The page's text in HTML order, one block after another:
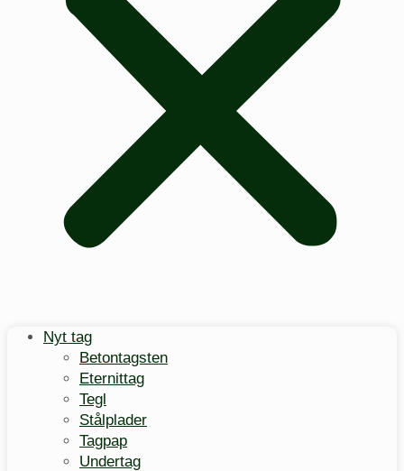
Nyt tag
Betontagsten
Eternittag
Tegl
Stålplader
Tagpap
Undertag